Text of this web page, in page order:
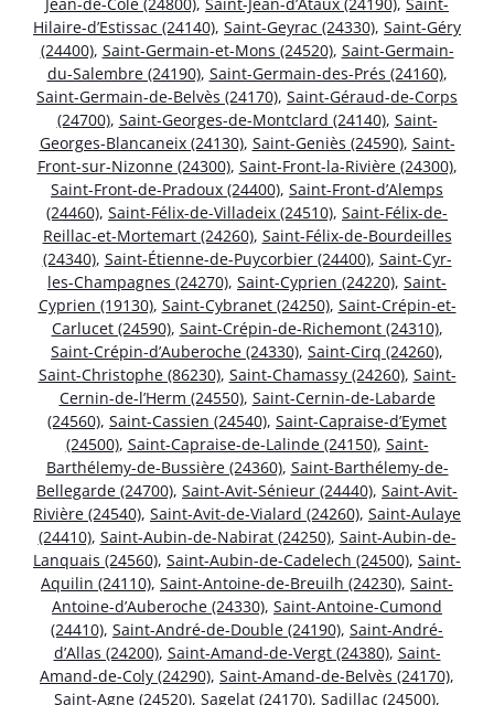
Hilaire-d’Estissac (24140), Saint-Geyrac (24330), Saint-Géry
(24400), Saint-Germain-et-Mons (24520), Saint-Germain-
du-Salembre (24190), Saint-Germain-des-Prés (24160),
Saint-Germain-de-Belvès (24170), Saint-Géraud-de-Corps
(24700), Saint-Georges-de-Montclard (24140), Saint-
Georges-Blancaneix (24130), Saint-Geniès (24590), Saint-
Front-sur-Nizonne (24300), Saint-Front-la-Rivière (24300),
Saint-Front-de-Pradoux (24400), Saint-Front-d’Alemps
(24460), Saint-Félix-de-Villadeix (24510), Saint-Félix-de-
Reillac-et-Mortemart (24260), Saint-Félix-de-Bourdeilles
(24340), Saint-Étienne-de-Puycorbier (24400), Saint-Cyr-
les-Champagnes (24270), Saint-Cyprien (24220), Saint-
Cyprien (19130), Saint-Cybranet (24250), Saint-Crépin-et-
Carlucet (24590), Saint-Crépin-de-Richemont (24310),
Saint-Crépin-d’Auberoche (24330), Saint-Cirq (24260),
Saint-Christophe (86230), Saint-Chamassy (24260), Saint-
Cernin-de-l’Herm (24550), Saint-Cernin-de-Labarde
(24560), Saint-Cassien (24540), Saint-Capraise-d’Eymet
(24500), Saint-Capraise-de-Lalinde (24150), Saint-
Barthélemy-de-Bussière (24360), Saint-Barthélemy-de-
Bellegarde (24700), Saint-Avit-Sénieur (24440), Saint-Avit-
Rivière (24540), Saint-Avit-de-Vialard (24260), Saint-Aulaye
(24410), Saint-Aubin-de-Nabirat (24250), Saint-Aubin-de-
Lanquais (24560), Saint-Aubin-de-Cadelech (24500), Saint-
Aquilin (24110), Saint-Antoine-de-Breuilh (24230), Saint-
Antoine-d’Auberoche (24330), Saint-Antoine-Cumond
(24410), Saint-André-de-Double (24190), Saint-André-
d’Allas (24200), Saint-Amand-de-Vergt (24380), Saint-
Amand-de-Coly (24290), Saint-Amand-de-Belvès (24170),
Saint-Agne (24520), Sagelat (24170), Sadillac (24500),